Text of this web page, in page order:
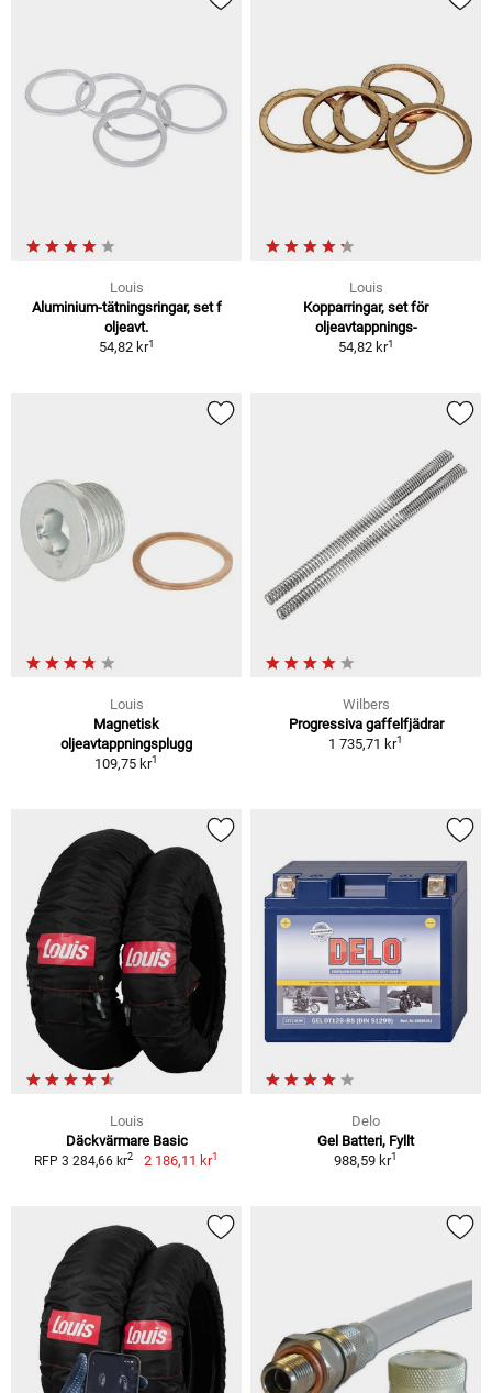
Louis
Aluminium-tätningsringar, set f
oljeavt.
54,82 kr1
Louis
Kopparringar, set för
oljeavtappnings-
54,82 kr1
Louis
Magnetisk
oljeavtappningsplugg
109,75 kr1
Wilbers
Progressiva gaffelfjädrar
1 735,71 kr1
Louis
Däckvärmare Basic
RFP 3 284,66 kr2 2 186,11 kr1
Delo
Gel Batteri, Fyllt
988,59 kr1